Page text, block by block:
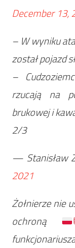
December 13,
– W wyniku
został pojazd
–
rzucają na
brukowej i
2/3
— Stanisław
2021
Żołnierze nie
ochroną